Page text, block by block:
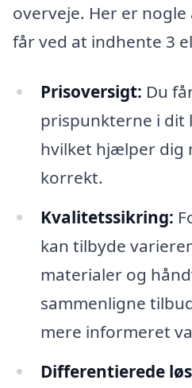
overveje. Her er
får ved at indhente 3
Prisoversigt: Du
prispunkterne i dit
hvilket hjælper dig
korrekt.
Kvalitetssikring:
kan tilbyde
materialer og
sammenligne
mere informeret
Differentierede